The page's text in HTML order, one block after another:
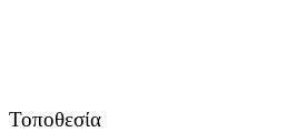
Τοποθεσία